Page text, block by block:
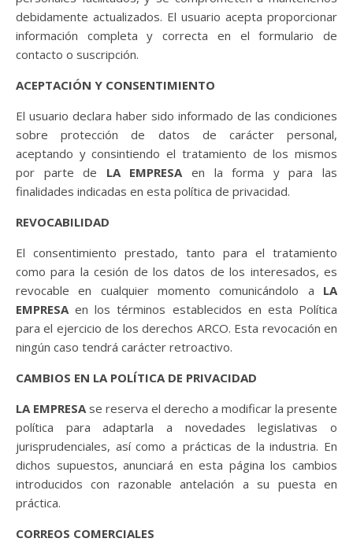
debidamente actualizados. El usuario acepta proporcionar
información completa y correcta en el formulario de
contacto o suscripción.
ACEPTACIÓN Y CONSENTIMIENTO
El usuario declara haber sido informado de las condiciones
sobre protección de datos de carácter personal,
aceptando y consintiendo el tratamiento de los mismos
por parte de LA EMPRESAen la forma y para las
finalidades indicadas en esta política de privacidad.
REVOCABILIDAD
El consentimiento prestado, tanto para el tratamiento
como para la cesión de los datos de los interesados, es
revocable en cualquier momento comunicándolo a LA
EMPRESAen los términos establecidos en esta Política
para el ejercicio de los derechos ARCO. Esta revocación en
ningún caso tendrá carácter retroactivo.
CAMBIOS EN LA POLÍTICA DE PRIVACIDAD
LA EMPRESA se reserva el derecho a modificar la presente
política para adaptarla a novedades legislativas o
jurisprudenciales, así como a prácticas de la industria. En
dichos supuestos, anunciará en esta página los cambios
introducidos con razonable antelación a su puesta en
práctica.
CORREOS COMERCIALES